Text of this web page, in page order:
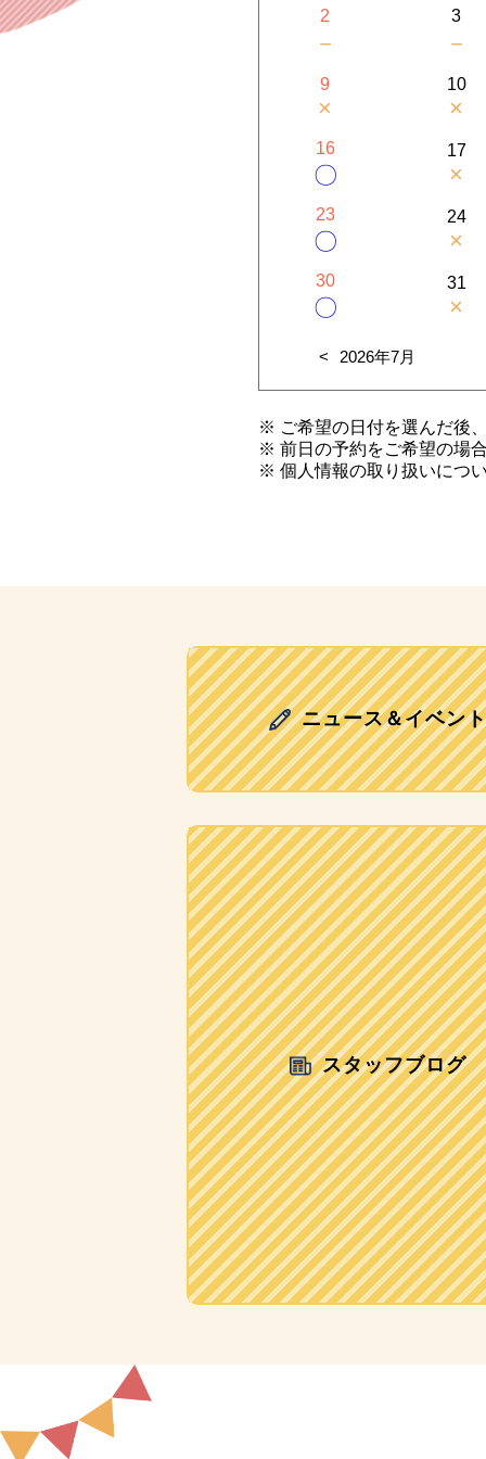
2
－
3
－
9
×
10
×
16
〇
17
×
23
〇
24
×
30
〇
31
×
2026年7月
※ ご希望の日付を選んだ後
※ 前日の予約をご希望の場
※ 個人情報の取り扱いにつ
ニュース＆イベント
スタッフブログ